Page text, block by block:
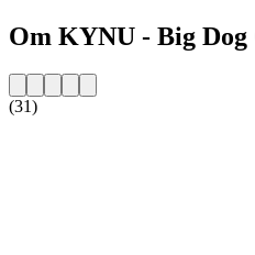
Om KYNU - Big
(31)